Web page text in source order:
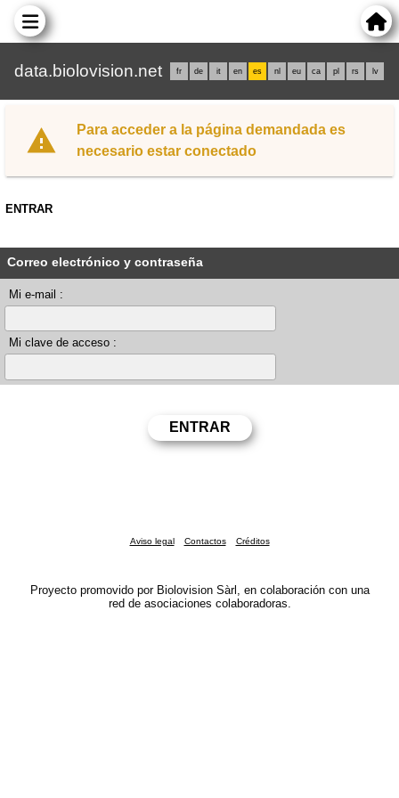
data.biolovision.net fr de it en es nl eu ca pl rs lv
Para acceder a la página demandada es
necesario estar conectado
ENTRAR
Correo electrónico y contraseña
Mi e-mail :
Mi clave de acceso :
Aviso legal Contactos Créditos
Proyecto promovido por Biolovision Sàrl, en colaboración con una
red de asociaciones colaboradoras.